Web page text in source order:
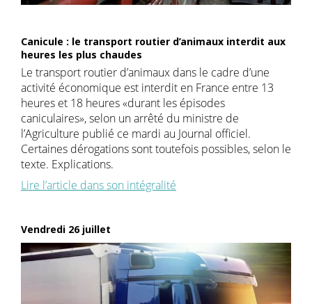
Canicule : le transport routier d’animaux interdit aux
heures les plus chaudes
Le transport routier d’animaux dans le cadre d’une
activité économique est interdit en France entre 13
heures et 18 heures «durant les épisodes
caniculaires», selon un arrêté du ministre de
l’Agriculture publié ce mardi au Journal officiel.
Certaines dérogations sont toutefois possibles, selon le
texte. Explications.
Lire l’article dans son intégralité
Vendredi 26 juillet